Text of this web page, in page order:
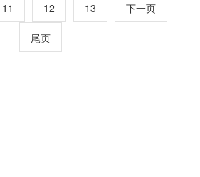
11 12 13 下一页
尾页